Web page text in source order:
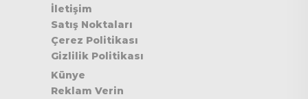
İletişim
Satış Noktaları
Çerez Politikası
Gizlilik Politikası
Künye
Reklam Verin